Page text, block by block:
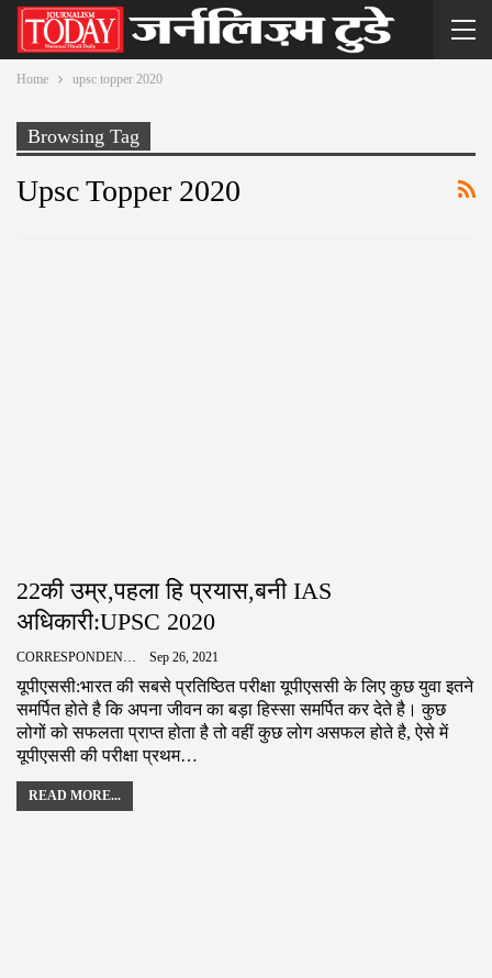
Home upsc topper 2020
Browsing Tag
Upsc Topper 2020
22की उम्र,पहला हि प्रयास,बनी IAS
अधिकारी:UPSC 2020
CORRESPONDENCE Sep 26, 2021
यूपीएससी:भारत की सबसे प्रतिष्ठित परीक्षा यूपीएससी के लिए कुछ युवा इतने
समर्पित होते है कि अपना जीवन का बड़ा हिस्सा समर्पित कर देते है। कुछ
लोगों को सफलता प्राप्त होता है तो वहीं कुछ लोग असफल होते है, ऐसे में
यूपीएससी की परीक्षा प्रथम…
READ MORE...